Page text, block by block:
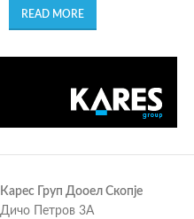
READ MORE
Карес Груп Дооел Скопје
Дичо Петров 3А